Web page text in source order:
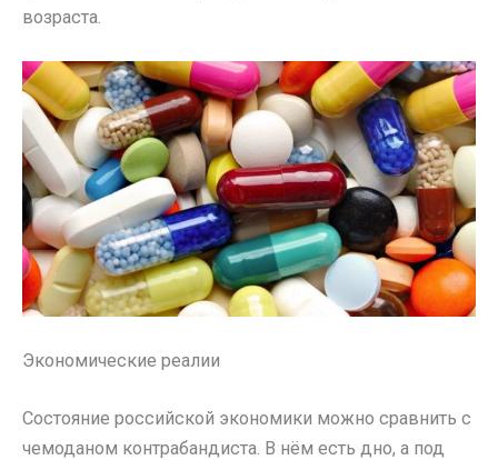
возраста.
Экономические реалии
Состояние российской экономики можно сравнить с
чемоданом контрабандиста. В нём есть дно, а под